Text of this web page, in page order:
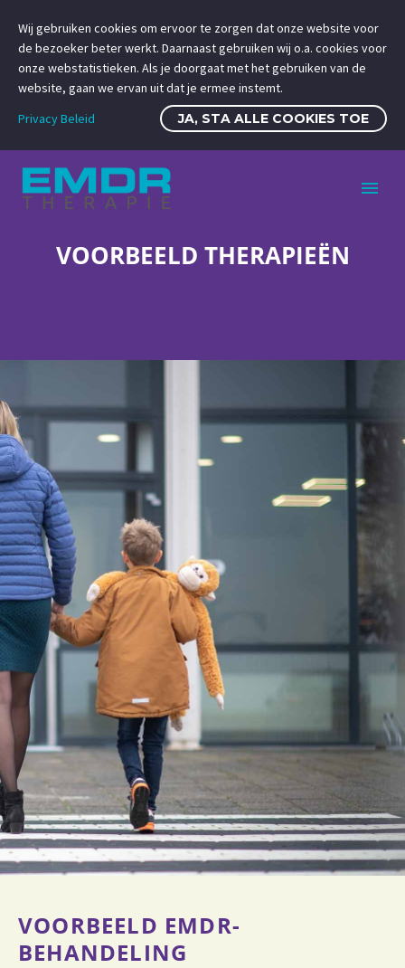
VOORBEELD THERAPIEËN
VOORBEELD EMDR-
BEHANDELING
Wij gebruiken cookies om ervoor te zorgen dat onze website voor
de bezoeker beter werkt. Daarnaast gebruiken wij o.a. cookies voor
onze webstatistieken. Als je doorgaat met het gebruiken van de
website, gaan we ervan uit dat je ermee instemt.
Privacy Beleid
JA, STA ALLE COOKIES TOE